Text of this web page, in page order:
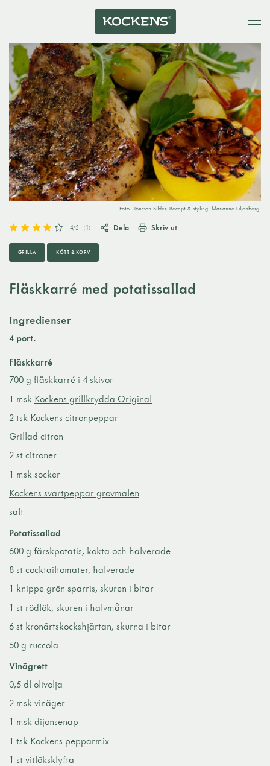
Foto: Jönsson Bilder. Recept & styling: Marianne Liljenberg.
4/5 (1) Dela Skriv ut
GRILLA KÖTT & KORV
Fläskkarré med potatissallad
Ingredienser
4 port.
Fläskkarré
700 g fläskkarré i 4 skivor
1 msk Kockens grillkrydda Original
2 tsk Kockens citronpeppar
Grillad citron
2 st citroner
1 msk socker
Kockens svartpeppar grovmalen
salt
Potatissallad
600 g färskpotatis, kokta och halverade
8 st cocktailtomater, halverade
1 knippe grön sparris, skuren i bitar
1 st rödlök, skuren i halvmånar
6 st kronärtskockshjärtan, skurna i bitar
50 g ruccola
Vinägrett
0,5 dl olivolja
2 msk vinäger
1 msk dijonsenap
1 tsk Kockens pepparmix
1 st vitlöksklyfta